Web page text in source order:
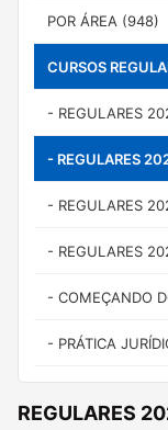
POR ÁREA (948)
CURSOS
- REGULARES
- REGULARES
- REGULARES
- REGULARES
- COMEÇANDO
- PRÁTICA
REGULARES